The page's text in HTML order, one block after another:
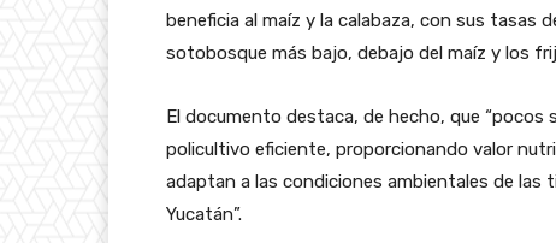
beneficia al maíz y la calabaza, con sus tasas
sotobosque más bajo, debajo del maíz y los
El documento destaca, de hecho, que
policultivo eficiente, proporcionando valor
adaptan a las condiciones ambientales de las
Yucatán”.